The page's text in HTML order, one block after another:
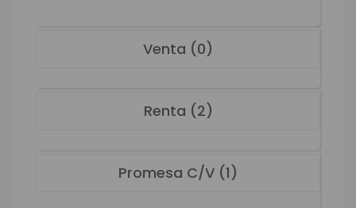
Venta (0)
Renta (2)
Promesa C/V (1)